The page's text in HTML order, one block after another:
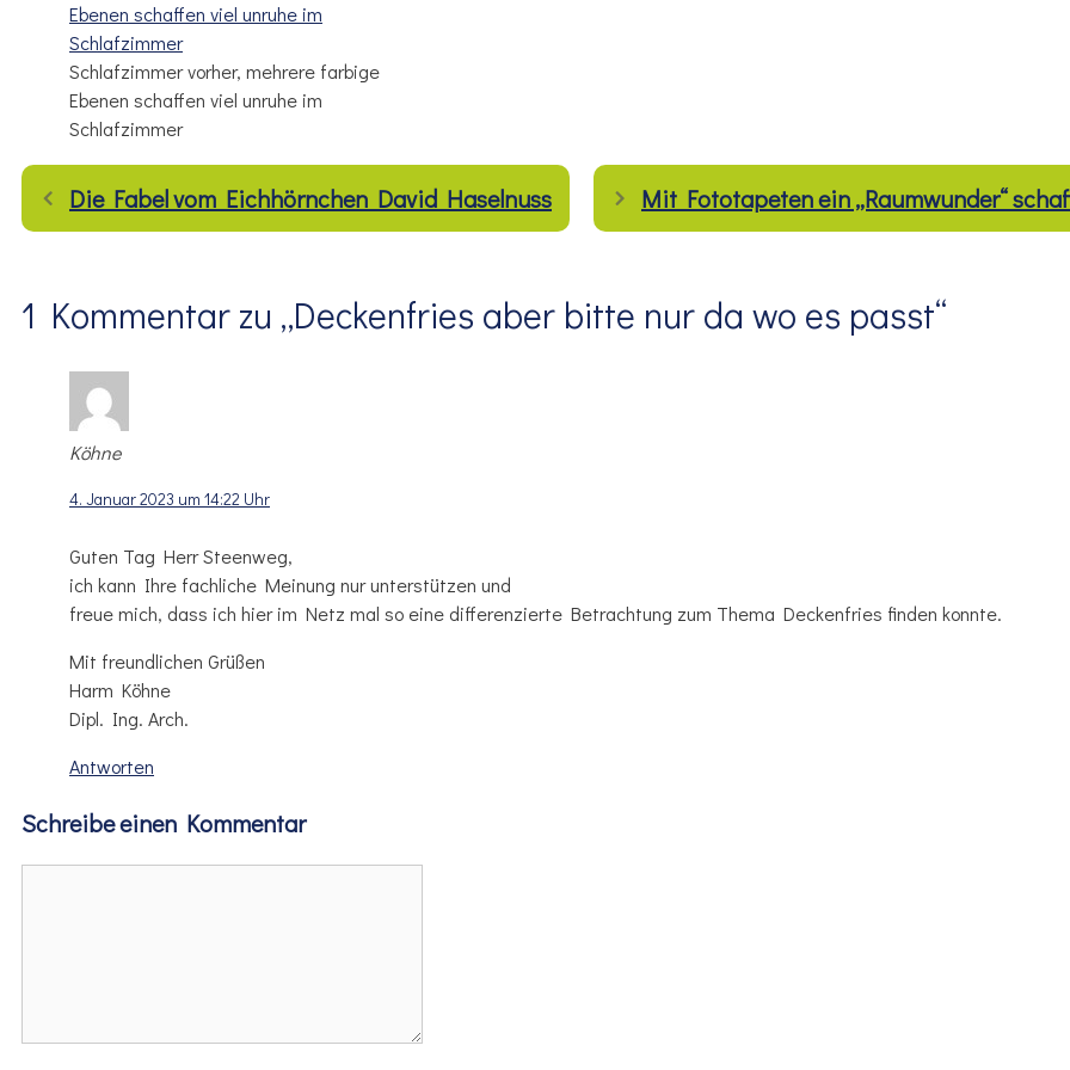
Schlafzimmer vorher, mehrere farbige
Ebenen schaffen viel unruhe im
Schlafzimmer
Die Fabel vom Eichhörnchen David Haselnuss Mit Fototapeten ein „Raumwunder“
1 Kommentar zu „Deckenfries aber bitte nur da wo es passt“
Köhne
4. Januar 2023 um 14:22 Uhr
Guten Tag Herr Steenweg,
ich kann Ihre fachliche Meinung nur unterstützen und
freue mich, dass ich hier im Netz mal so eine differenzierte Betrachtung zum Thema Deckenfries finden konnte.
Mit freundlichen Grüßen
Harm Köhne
Dipl. Ing. Arch.
Antworten
Schreibe einen Kommentar